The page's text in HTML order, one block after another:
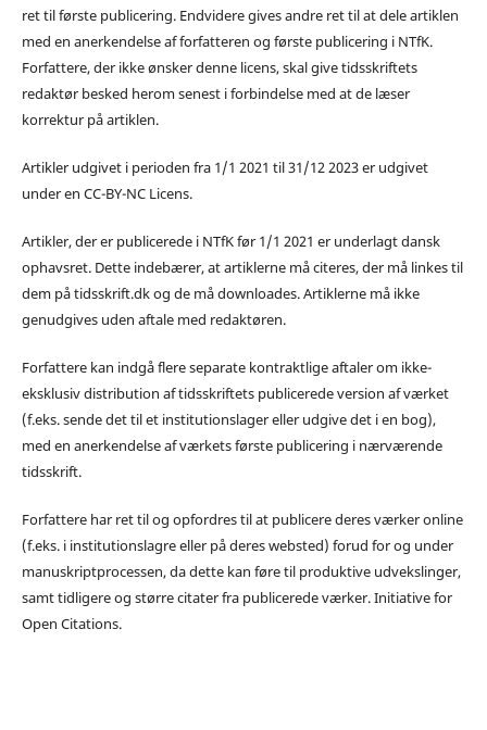
ret til første publicering. Endvidere gives andre ret til at dele artiklen
med en anerkendelse af forfatteren og første publicering i NTfK.
Forfattere, der ikke ønsker denne licens, skal give tidsskriftets
redaktør besked herom senest i forbindelse med at de læser
korrektur på artiklen.
Artikler udgivet i perioden fra 1/1 2021 til 31/12 2023 er udgivet
under en CC-BY-NC Licens.
Artikler, der er publicerede i NTfK før 1/1 2021 er underlagt dansk
ophavsret. Dette indebærer, at artiklerne må citeres, der må linkes til
dem på tidsskrift.dk og de må downloades. Artiklerne må ikke
genudgives uden aftale med redaktøren.
Forfattere kan indgå flere separate kontraktlige aftaler om ikke-
eksklusiv distribution af tidsskriftets publicerede version af værket
(f.eks. sende det til et institutionslager eller udgive det i en bog),
med en anerkendelse af værkets første publicering i nærværende
tidsskrift.
Forfattere har ret til og opfordres til at publicere deres værker online
(f.eks. i institutionslagre eller på deres websted) forud for og under
manuskriptprocessen, da dette kan føre til produktive udvekslinger,
samt tidligere og større citater fra publicerede værker. Initiative for
Open Citations.